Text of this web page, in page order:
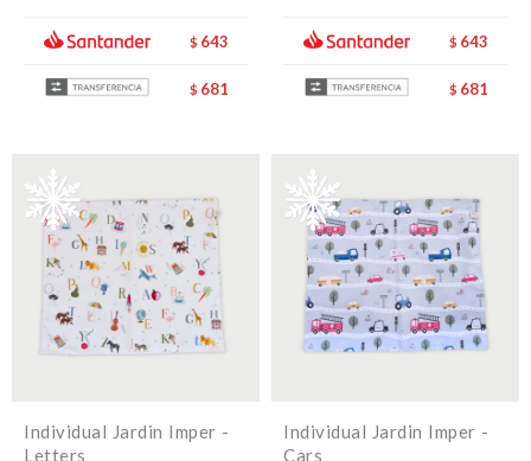
$ 643
$ 681
$ 643
$ 681
Individual Jardin Imper -
Letters
Individual Jardin Imper -
Cars